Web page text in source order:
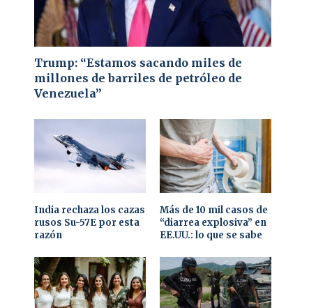
Trump: “Estamos sacando miles de
millones de barriles de petróleo de
Venezuela”
India rechaza los cazas
rusos Su-57E por esta
razón
Más de 10 mil casos de
“diarrea explosiva” en
EE.UU.: lo que se sabe